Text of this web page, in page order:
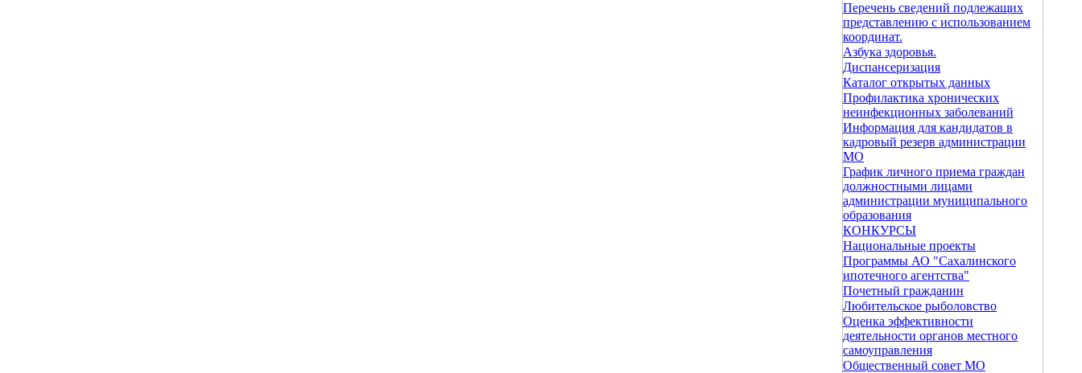
Перечень сведений подлежащих
представлению с использованием
координат.
Азбука здоровья.
Диспансеризация
Каталог открытых данных
Профилактика хронических
неинфекционных заболеваний
Информация для кандидатов в
кадровый резерв администрации
МО
График личного приема граждан
должностными лицами
администрации муниципального
образования
КОНКУРСЫ
Национальные проекты
Программы АО "Сахалинского
ипотечного агентства"
Почетный гражданин
Любительское рыболовство
Оценка эффективности
деятельности органов местного
самоуправления
Общественный совет МО